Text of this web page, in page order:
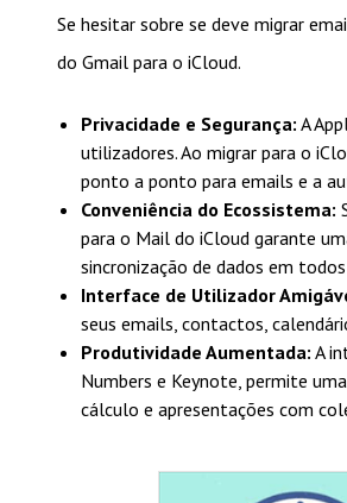
Se hesitar sobre se deve migrar
do Gmail para o iCloud.
Privacidade e Segurança: A
utilizadores. Ao migrar para o
ponto a ponto para emails e a
Conveniência do Ecossistema:
para o Mail do iCloud garante
sincronização de dados em
Interface de Utilizador
seus emails, contactos,
Produtividade Aumentada: A
Numbers e Keynote, permite
cálculo e apresentações com